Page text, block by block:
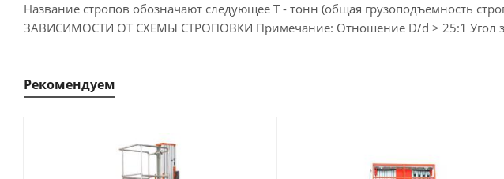
Название стропов обозначают следующее Т - тонн (общая грузоподъемность
ЗАВИСИМОСТИ ОТ СХЕМЫ СТРОПОВКИ Примечание: Отношение D/d > 25:1 Угол
Рекомендуем